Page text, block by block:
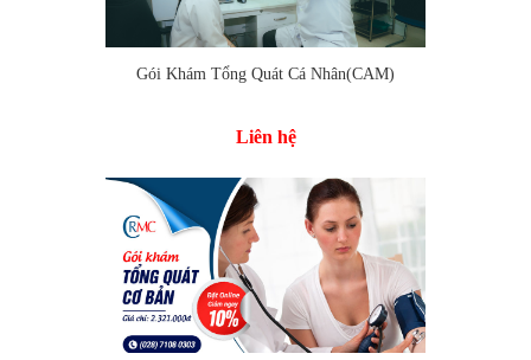
Gói Khám Tổng Quát Cá Nhân(CAM)
Liên hệ